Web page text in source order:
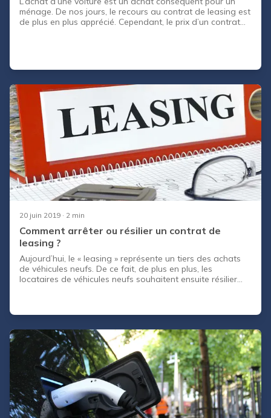
ménage. De nos jours, le recours au contrat de leasing est
de plus en plus apprécié. Cependant, le prix d’un contrat
20 juin 2019 · 2 min
Comment arrêter ou résilier un contrat de
leasing ?
Aujourd’hui, le « leasing » représente un tiers des achats
de véhicules neufs. De ce fait, de plus en plus, les
locataires de véhicules neufs souhaitent ensuite résilier